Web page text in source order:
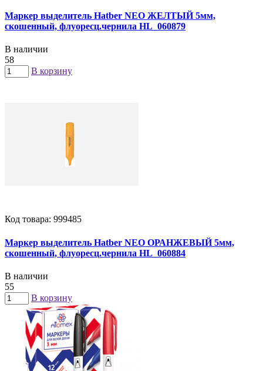
Маркер выделитель Hatber NEO ЖЕЛТЫЙ 5мм,
скошенный, флуоресц.чернила HL_060879
В наличии
58
В корзину
Код товара: 999485
Маркер выделитель Hatber NEO ОРАНЖЕВЫЙ 5мм,
скошенный, флуоресц.чернила HL_060884
В наличии
55
В корзину